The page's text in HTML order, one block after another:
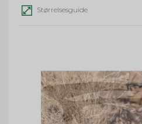
Størrelsesguide